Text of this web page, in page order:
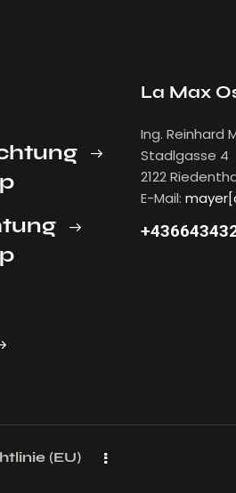
La Max
Ing. Reinhard
Stadlgasse 4
2122
E-Mail:
(EU)